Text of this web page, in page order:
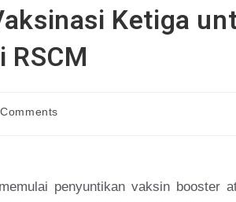
Ketiga
penyuntikan vaksin booster